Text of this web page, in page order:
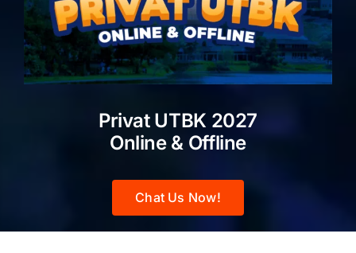
Privat UTBK 2027
Online & Offline
Chat Us Now!